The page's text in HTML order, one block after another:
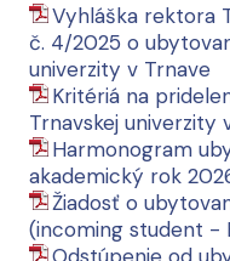
Vyhláška rektora
č. 4/2025 o
univerzity v Trnave
Kritériá na
Trnavskej univerzity
Harmonogram
akademický rok
Žiadosť o
(incoming student -
Odstúpenie od